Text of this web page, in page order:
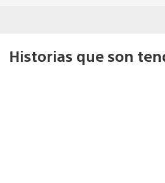
Historias que son